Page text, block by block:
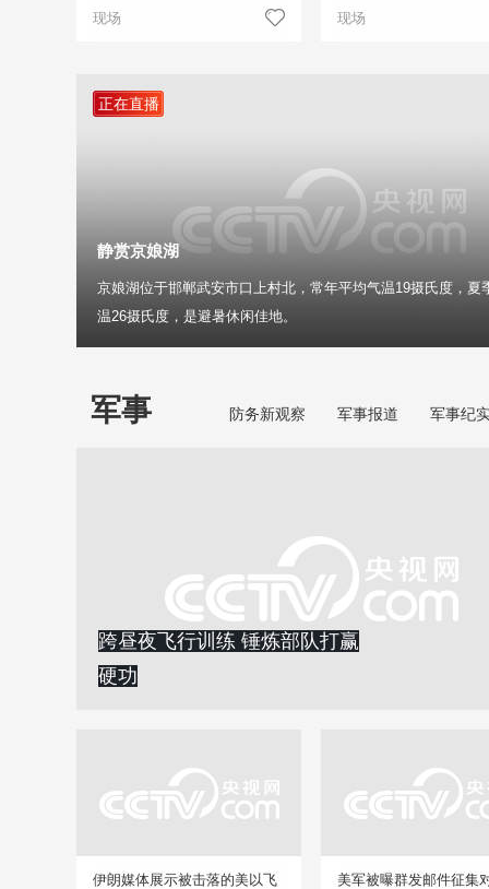
现场 现场
正在直播
静赏京娘湖
京娘湖位于邯郸武安市口上村北，常年平均气温19摄氏度，夏
温26摄氏度，是避暑休闲佳地。
军事 防务新观察 军事报道 军事纪
跨昼夜飞行训练 锤炼部队打赢
硬功
伊朗媒体展示被击落的美以飞
美军被曝群发邮件征集